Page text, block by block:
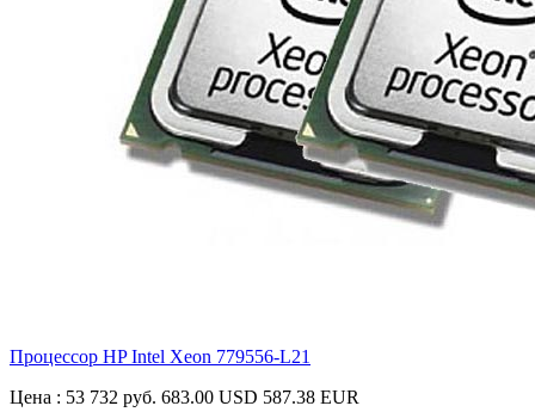
Процессор HP Intel Xeon 779556-L21
Цена : 53 732 руб. 683.00 USD 587.38 EUR